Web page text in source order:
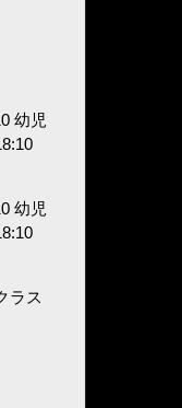
幼児
幼児
ラス